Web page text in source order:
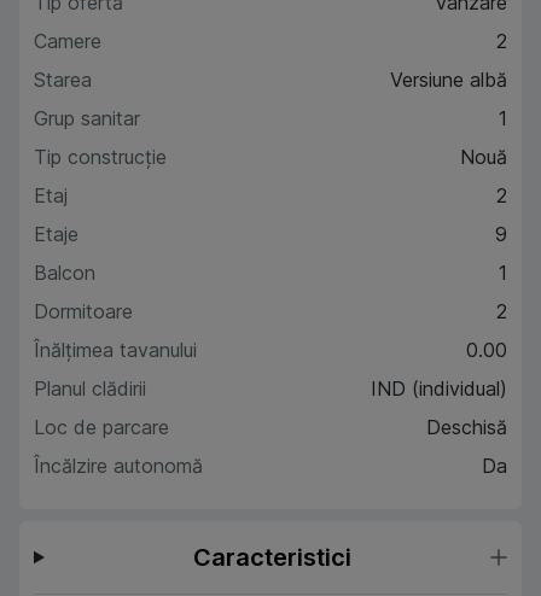
Camere
2
Starea
Versiune albă
Grup sanitar
1
Tip construcție
Nouă
Etaj
2
Etaje
9
Balcon
1
Dormitoare
2
Înălțimea tavanului
0.00
Planul clădirii
IND (individual)
Loc de parcare
Deschisă
Încălzire autonomă
Da
Caracteristici